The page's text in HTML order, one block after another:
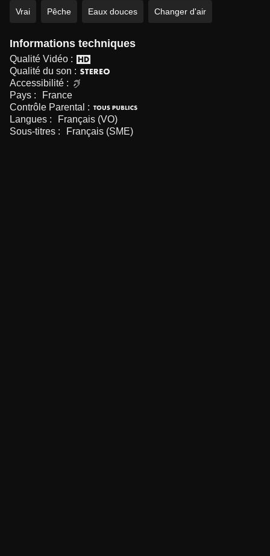
Vrai Pêche Eaux douces Changer d'air
Informations techniques
Qualité Vidéo :
Qualité du son :
Accessibilité :
Pays :
France
Contrôle Parental :
Langues :
Français (VO)
Sous-titres :
Français (SME)